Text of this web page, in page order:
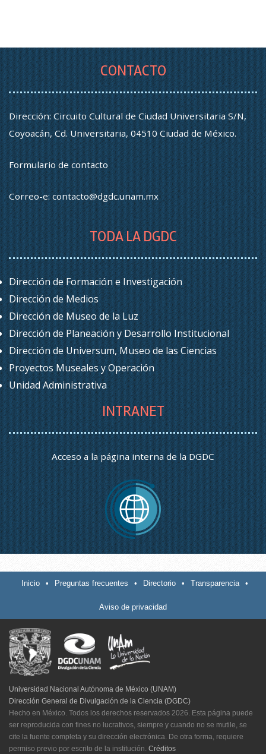
CONTACTO
Dirección: Circuito Cultural de Ciudad Universitaria S/N,
Coyoacán, Cd. Universitaria, 04510 Ciudad de México.
Formulario de contacto
Correo-e:contacto@dgdc.unam.mx
TODA LA DGDC
Dirección de Formación e Investigación
Dirección de Medios
Dirección de Museo de la Luz
Dirección de Planeación y Desarrollo Institucional
Dirección de Universum, Museo de las Ciencias
Proyectos Museales y Operación
Unidad Administrativa
INTRANET
Acceso a la página interna de la DGDC
Inicio • Preguntas frecuentes • Directorio • Transparencia •
Aviso de privacidad
Universidad Nacional Autónoma de México (UNAM)
Dirección General de Divulgación de la Ciencia (DGDC)
Hecho en México. Todos los derechos reservados 2026. Esta página puede
ser reproducida con fines no lucrativos, siempre y cuando no se mutile, se
cite la fuente completa y su dirección electrónica. De otra forma, requiere
permiso previo por escrito de la institución. Créditos